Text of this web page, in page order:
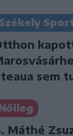
sem
Máthé